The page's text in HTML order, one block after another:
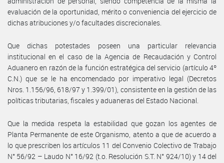
evaluación de la oportunidad, mérito o conveniencia del ejercicio de
dichas atribuciones y/o facultades discrecionales.
Que dichas potestades poseen una particular relevancia
institucional en el caso de la Agencia de Recaudación y Control
Aduanero en razón de la función estratégica del servicio (artículo 4º
C.N.) que se le ha encomendado por imperativo legal (Decretos
Nros. 1.156/96, 618/97 y 1.399/01), consistente en la gestión de las
políticas tributarias, fiscales y aduaneras del Estado Nacional.
Que la medida respeta la estabilidad que gozan los agentes de
Planta Permanente de este Organismo, atento a que de acuerdo a
lo que prescriben los artículos 11 del Convenio Colectivo de Trabajo
N° 56/92 – Laudo N° 16/92 (t.o. Resolución S.T. N° 924/10) y 14 del